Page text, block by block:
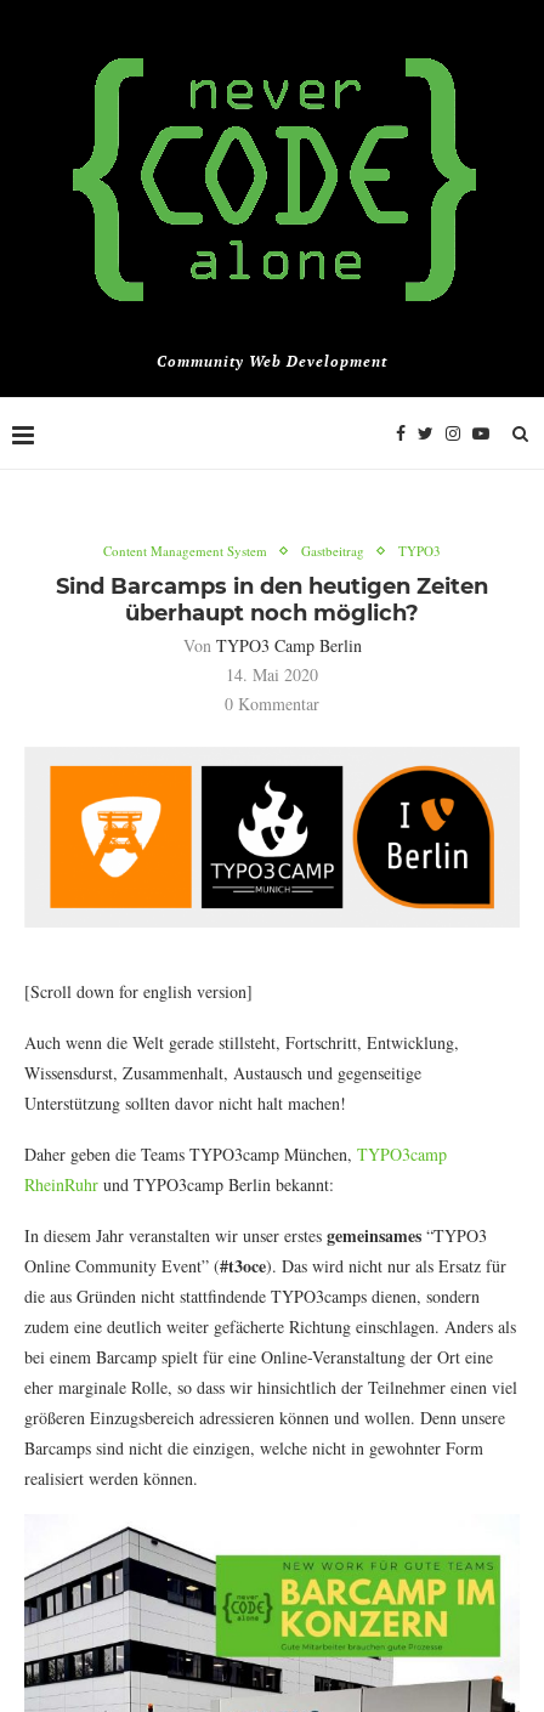
Community Web Development
Content Management System Gastbeitrag TYPO3
Sind Barcamps in den heutigen Zeiten
überhaupt noch möglich?
Von TYPO3 Camp Berlin
14. Mai 2020
0 Kommentar
[Scroll down for english version]
Auch wenn die Welt gerade stillsteht, Fortschritt, Entwicklung,
Wissensdurst, Zusammenhalt, Austausch und gegenseitige
Unterstützung sollten davor nicht halt machen!
Daher geben die Teams TYPO3camp München, TYPO3camp
RheinRuhr und TYPO3camp Berlin bekannt:
In diesem Jahr veranstalten wir unser erstes gemeinsames “TYPO3
Online Community Event” (#t3oce). Das wird nicht nur als Ersatz für
die aus Gründen nicht stattfindende TYPO3camps dienen, sondern
zudem eine deutlich weiter gefächerte Richtung einschlagen. Anders als
bei einem Barcamp spielt für eine Online-Veranstaltung der Ort eine
eher marginale Rolle, so dass wir hinsichtlich der Teilnehmer einen viel
größeren Einzugsbereich adressieren können und wollen. Denn unsere
Barcamps sind nicht die einzigen, welche nicht in gewohnter Form
realisiert werden können.